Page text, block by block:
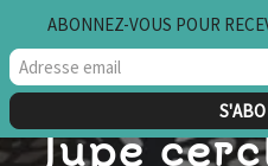
Aller
au
Jupe
ABONNEZ-VOUS POUR